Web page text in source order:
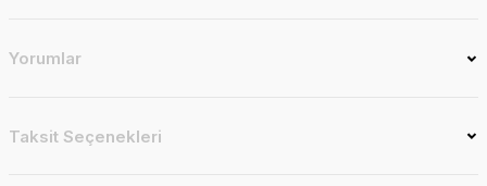
Yorumlar
Taksit Seçenekleri